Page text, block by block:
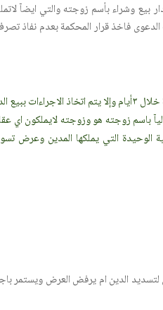
وشراء بأسم زوجته والتي ايضآ
فاخذ قرار المحكمة بعدم نفاذ
دفعة واحدة خلال ٣أيام وإلا يتم اتخاذ
باسم زوجته هو وزوجته لايملكون
السكنية الوحيدة التي يملكها المدين
الدين ام يرفض العرض ويستمر